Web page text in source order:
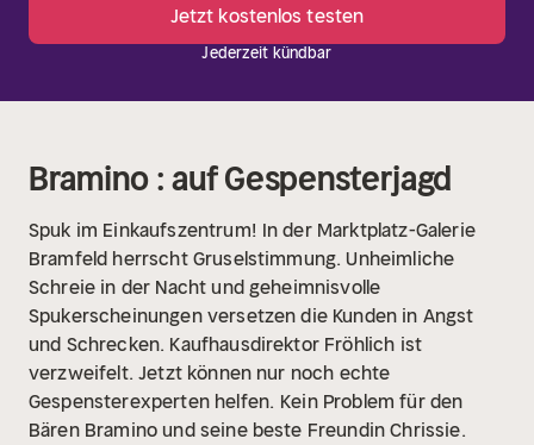
Jetzt kostenlos testen
Jederzeit kündbar
Bramino : auf Gespensterjagd
Spuk im Einkaufszentrum! In der Marktplatz-Galerie
Bramfeld herrscht Gruselstimmung. Unheimliche
Schreie in der Nacht und geheimnisvolle
Spukerscheinungen versetzen die Kunden in Angst
und Schrecken. Kaufhausdirektor Fröhlich ist
verzweifelt. Jetzt können nur noch echte
Gespensterexperten helfen. Kein Problem für den
Bären Bramino und seine beste Freundin Chrissie.